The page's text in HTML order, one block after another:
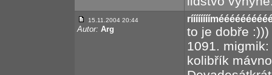
15.11.2004 20:44
Autor: Arg
to je dobře
1091.
kolibřík